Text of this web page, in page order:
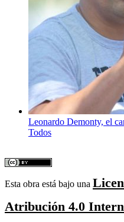
Leonardo Demonty, el
Todos
Esta obra está bajo una
Atribución 4.0